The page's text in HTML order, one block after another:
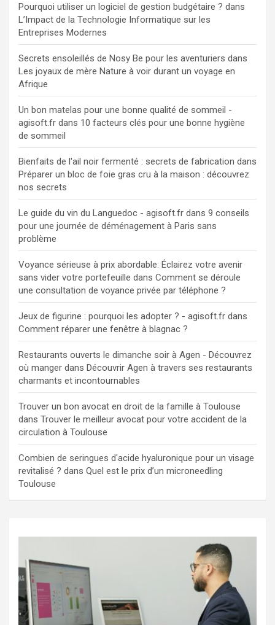
Pourquoi utiliser un logiciel de gestion budgétaire ? dans
L’Impact de la Technologie Informatique sur les
Entreprises Modernes
Secrets ensoleillés de Nosy Be pour les aventuriers dans
Les joyaux de mère Nature à voir durant un voyage en
Afrique
Un bon matelas pour une bonne qualité de sommeil -
agisoft.fr dans 10 facteurs clés pour une bonne hygiène
de sommeil
Bienfaits de l'ail noir fermenté : secrets de fabrication dans
Préparer un bloc de foie gras cru à la maison : découvrez
nos secrets
Le guide du vin du Languedoc - agisoft.fr dans 9 conseils
pour une journée de déménagement à Paris sans
problème
Voyance sérieuse à prix abordable: Éclairez votre avenir
sans vider votre portefeuille dans Comment se déroule
une consultation de voyance privée par téléphone ?
Jeux de figurine : pourquoi les adopter ? - agisoft.fr dans
Comment réparer une fenêtre à blagnac ?
Restaurants ouverts le dimanche soir à Agen - Découvrez
où manger dans Découvrir Agen à travers ses restaurants
charmants et incontournables
Trouver un bon avocat en droit de la famille à Toulouse
dans Trouver le meilleur avocat pour votre accident de la
circulation à Toulouse
Combien de seringues d'acide hyaluronique pour un visage
revitalisé ? dans Quel est le prix d’un microneedling
Toulouse